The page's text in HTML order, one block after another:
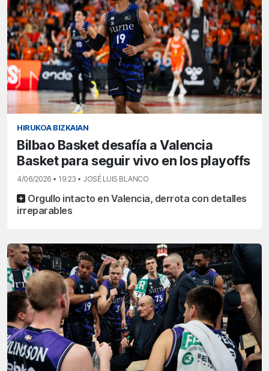
HIRUKOA BIZKAIAN
Bilbao Basket desafía a Valencia
Basket para seguir vivo en los playoffs
4/06/2026 • 19:23 • JOSÉ LUIS BLANCO
Orgullo intacto en Valencia, derrota con detalles
irreparables